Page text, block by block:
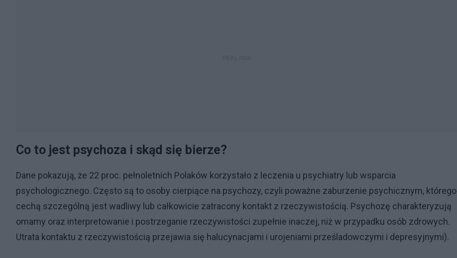
Co to jest psychoza i skąd się bierze?
Dane pokazują, że 22 proc. pełnoletnich Polaków korzystało z leczenia u psychiatry lub wsparcia
psychologicznego. Często są to osoby cierpiące na psychozy, czyli poważne zaburzenie psychicznym, którego
cechą szczególną jest wadliwy lub całkowicie zatracony kontakt z rzeczywistością. Psychozę charakteryzują
omamy oraz interpretowanie i postrzeganie rzeczywistości zupełnie inaczej, niż w przypadku osób zdrowych.
Utrata kontaktu z rzeczywistością przejawia się halucynacjami i urojeniami prześladowczymi i depresyjnymi).